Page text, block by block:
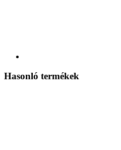
Hasonló termékek